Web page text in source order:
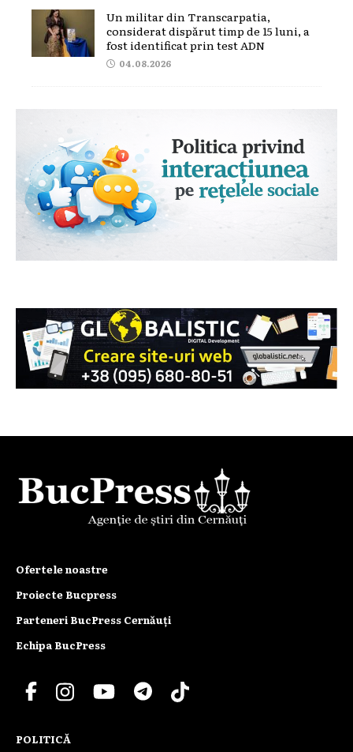
Un militar din Transcarpatia,
considerat dispărut timp de 15 luni, a
fost identificat prin test ADN
04.08.2026
Ofertele noastre
Proiecte Bucpress
Parteneri BucPress Cernăuți
Echipa BucPress
POLITICĂ